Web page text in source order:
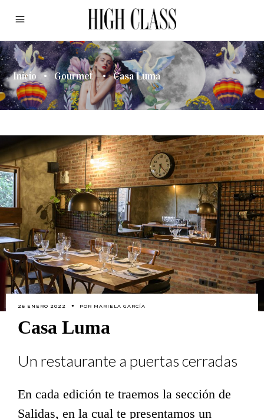
Inicio • Gourmet • Casa Luma
26 ENERO 2022 POR MARIELA GARCÍA
Casa Luma
Un restaurante a puertas cerradas
En cada edición te traemos la sección de
Salidas, en la cual te presentamos un